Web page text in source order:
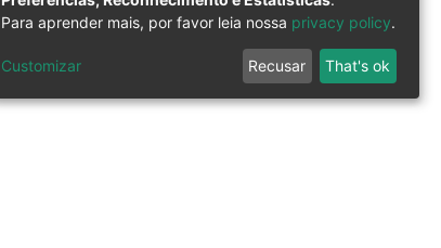
Para aprender mais, por favor leia nossa privacy policy.
Customizar Recusar That's ok